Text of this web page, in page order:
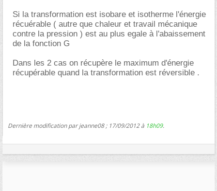
Si la transformation est isobare et isotherme l'énergie
récuérable ( autre que chaleur et travail mécanique
contre la pression ) est au plus egale à l'abaissement
de la fonction G
Dans les 2 cas on récupère le maximum d'énergie
récupérable quand la transformation est réversible .
Dernière modification par jeanne08 ; 17/09/2012 à 18h09.